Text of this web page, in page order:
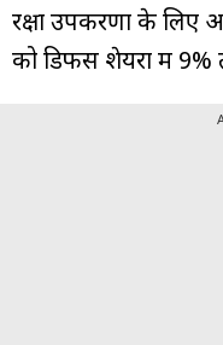
रक्षा उपकरणों के लिए
को डिफेंस शेयरों में